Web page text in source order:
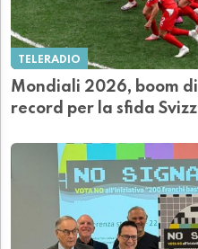
TELERADIO
Mondiali 2026, boom
record per la sfida